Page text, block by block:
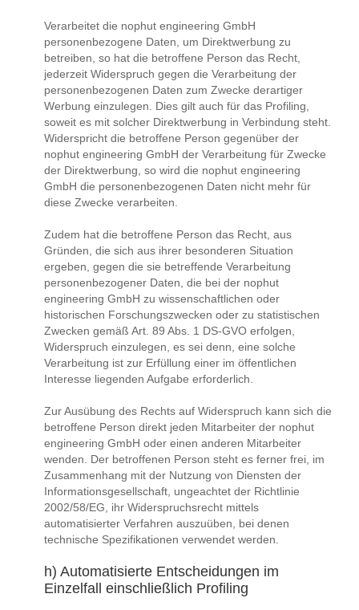
Verarbeitet die nophut engineering GmbH
personenbezogene Daten, um Direktwerbung zu
betreiben, so hat die betroffene Person das Recht,
jederzeit Widerspruch gegen die Verarbeitung der
personenbezogenen Daten zum Zwecke derartiger
Werbung einzulegen. Dies gilt auch für das Profiling,
soweit es mit solcher Direktwerbung in Verbindung steht.
Widerspricht die betroffene Person gegenüber der
nophut engineering GmbH der Verarbeitung für Zwecke
der Direktwerbung, so wird die nophut engineering
GmbH die personenbezogenen Daten nicht mehr für
diese Zwecke verarbeiten.
Zudem hat die betroffene Person das Recht, aus
Gründen, die sich aus ihrer besonderen Situation
ergeben, gegen die sie betreffende Verarbeitung
personenbezogener Daten, die bei der nophut
engineering GmbH zu wissenschaftlichen oder
historischen Forschungszwecken oder zu statistischen
Zwecken gemäß Art. 89 Abs. 1 DS-GVO erfolgen,
Widerspruch einzulegen, es sei denn, eine solche
Verarbeitung ist zur Erfüllung einer im öffentlichen
Interesse liegenden Aufgabe erforderlich.
Zur Ausübung des Rechts auf Widerspruch kann sich die
betroffene Person direkt jeden Mitarbeiter der nophut
engineering GmbH oder einen anderen Mitarbeiter
wenden. Der betroffenen Person steht es ferner frei, im
Zusammenhang mit der Nutzung von Diensten der
Informationsgesellschaft, ungeachtet der Richtlinie
2002/58/EG, ihr Widerspruchsrecht mittels
automatisierter Verfahren auszuüben, bei denen
technische Spezifikationen verwendet werden.
h) Automatisierte Entscheidungen im
Einzelfall einschließlich Profiling